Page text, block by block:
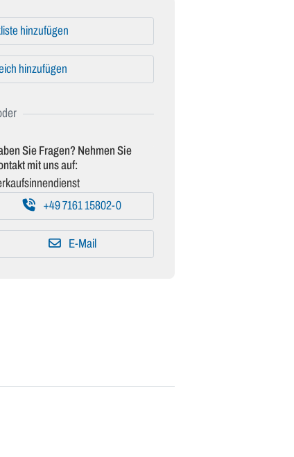
hinzufügen
hinzufügen
Sie Fragen? Nehmen Sie
mit uns auf:
+49 7161 15802-0
E-Mail